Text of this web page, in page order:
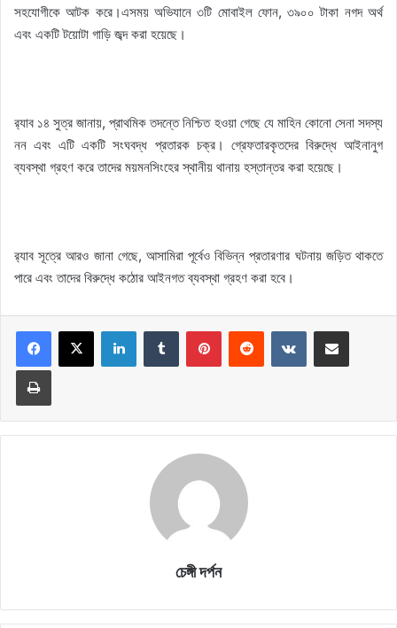
সহযোগীকে আটক করে।এসময় অভিযানে ৩টি মোবাইল ফোন, ৩৯০০ টাকা নগদ অর্থ
এবং একটি টয়োটা গাড়ি জব্দ করা হয়েছে।
র‍্যাব ১৪ সুত্র জানায়, প্রাথমিক তদন্তে নিশ্চিত হওয়া গেছে যে মাহিন কোনো সেনা সদস্য
নন এবং এটি একটি সংঘবদ্ধ প্রতারক চক্র। গ্রেফতারকৃতদের বিরুদ্ধে আইনানুগ
ব্যবস্থা গ্রহণ করে তাদের ময়মনসিংহের স্থানীয় থানায় হস্তান্তর করা হয়েছে।
র‍্যাব সূত্রে আরও জানা গেছে, আসামিরা পূর্বেও বিভিন্ন প্রতারণার ঘটনায় জড়িত থাকতে
পারে এবং তাদের বিরুদ্ধে কঠোর আইনগত ব্যবস্থা গ্রহণ করা হবে।
LinkedInTumblr PinterestReddit VKontakteShare via Email
Print
চেঙ্গী দর্পন